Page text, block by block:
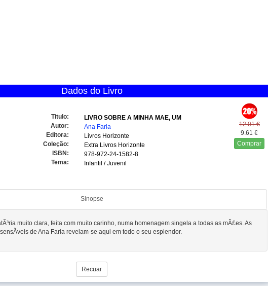
Dados do Livro
12.01 €
9.61 €
Comprar
Titulo:
LIVRO SOBRE A MINHA MAE, UM
Autor:
Ana Faria
Editora:
Livros Horizonte
Coleção:
Extra Livros Horizonte
ISBN:
978-972-24-1582-8
Tema:
Infantil / Juvenil
Sinopse
muito clara, feita com muito carinho, numa homenagem singela a todas as mÃ£es. As
de Ana Faria revelam-se aqui em todo o seu esplendor.
Recuar